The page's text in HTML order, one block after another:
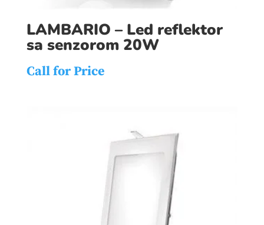
LAMBARIO – Led reflektor
sa senzorom 20W
Call for Price